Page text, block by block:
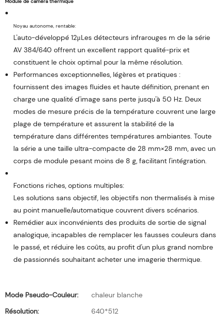
L'auto-développé 12μLes détecteurs infrarouges m de la série
AV 384/640 offrent un excellent rapport qualité-prix et
constituent le choix optimal pour la même résolution.
Performances exceptionnelles, légères et pratiques :
fournissent des images fluides et haute définition, prenant en
charge une qualité d'image sans perte jusqu'à 50 Hz. Deux
modes de mesure précis de la température couvrent une large
plage de température et assurent la stabilité de la
température dans différentes températures ambiantes. Toute
la série a une taille ultra-compacte de 28 mm×28 mm, avec un
corps de module pesant moins de 8 g, facilitant l'intégration.
Les solutions sans objectif, les objectifs non thermalisés à mise
au point manuelle/automatique couvrent divers scénarios.
Remédier aux inconvénients des produits de sortie de signal
analogique, incapables de remplacer les fausses couleurs dans
le passé, et réduire les coûts, au profit d'un plus grand nombre
de passionnés souhaitant acheter une imagerie thermique.
Mode Pseudo-Couleur:
chaleur blanche
Résolution:
640*512